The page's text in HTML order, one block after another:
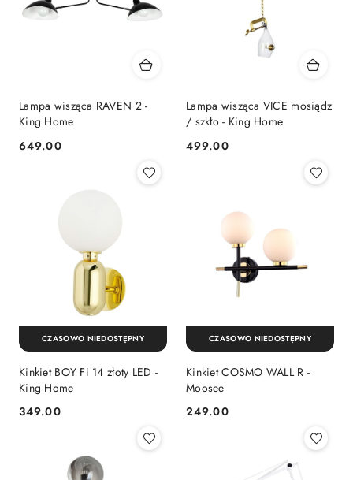
Lampa wisząca RAVEN 2 -
King Home
Cena:
649.00
Lampa wisząca VICE mosiądz
/ szkło - King Home
Cena:
499.00
Kinkiet BOY Fi 14 złoty LED -
King Home
Cena:
349.00
CZASOWO NIEDOSTĘPNY
Kinkiet COSMO WALL R -
Moosee
Cena:
249.00
CZASOWO NIEDOSTĘPNY